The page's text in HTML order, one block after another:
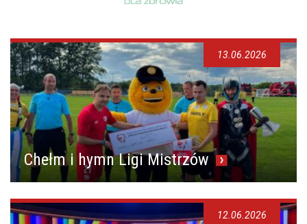
Chełm i hymn Ligi Mistrzów
13.06.2026
12.06.2026